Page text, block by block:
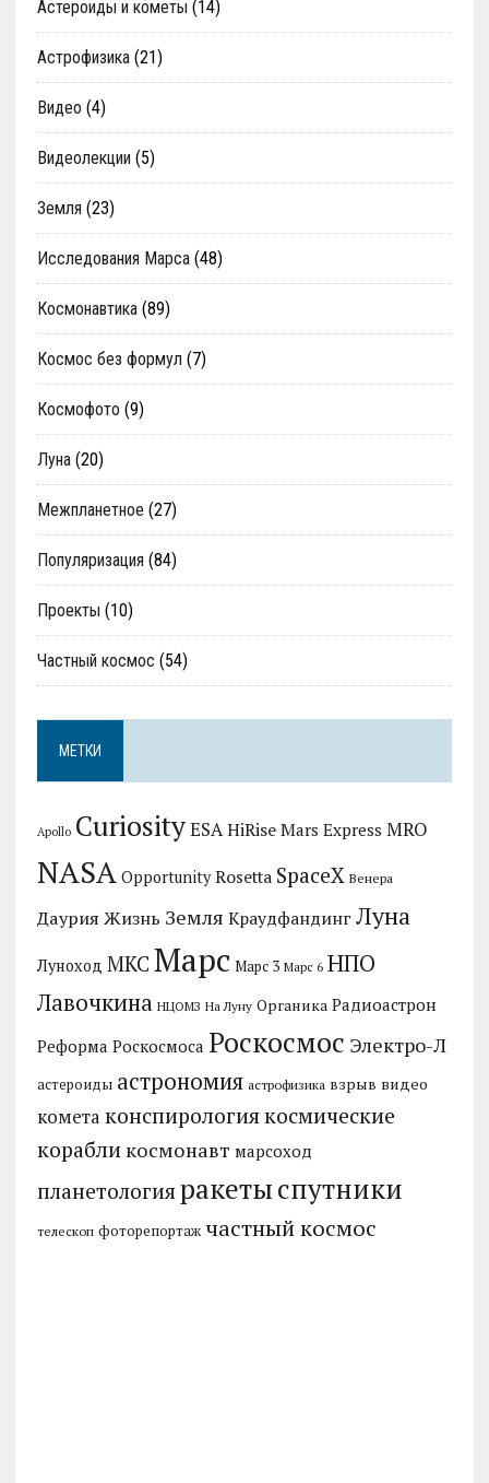
Астероиды и кометы (14)
Астрофизика(21)
Видео (4)
Видеолекции (5)
Земля (23)
Исследования Марса(48)
Космонавтика(89)
Космос без формул (7)
Космофото (9)
Луна(20)
Межпланетное (27)
Популяризация (84)
Проекты (10)
Частный космос (54)
МЕТКИ
Apollo Curiosity ESA HiRise Mars Express MRO
NASA Opportunity Rosetta SpaceX Венера
Даурия Жизнь Земля Краудфандинг Луна
Луноход МКС Марс Марс 3 Марс 6 НПО
Лавочкина НЦОМЗ На Луну Органика Радиоастрон
Реформа Роскосмоса Роскосмос Электро-Л
астероиды астрономия астрофизика взрыв видео
комета конспирологиякосмические
корабликосмонавт марсоход
планетологияракетыспутники
телескоп фоторепортаж частный космос